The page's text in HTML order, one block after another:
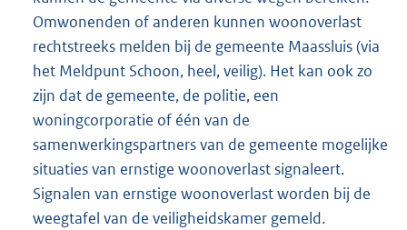
Omwonenden of anderen kunnen woonoverlast
rechtstreeks melden bij de gemeente Maassluis (via
het Meldpunt Schoon, heel, veilig). Het kan ook zo
zijn dat de gemeente, de politie, een
woningcorporatie of één van de
samenwerkingspartners van de gemeente mogelijke
situaties van ernstige woonoverlast signaleert.
Signalen van ernstige woonoverlast worden bij de
weegtafel van de veiligheidskamer gemeld.